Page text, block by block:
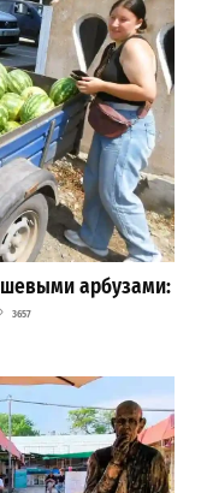
арбузами:
3657